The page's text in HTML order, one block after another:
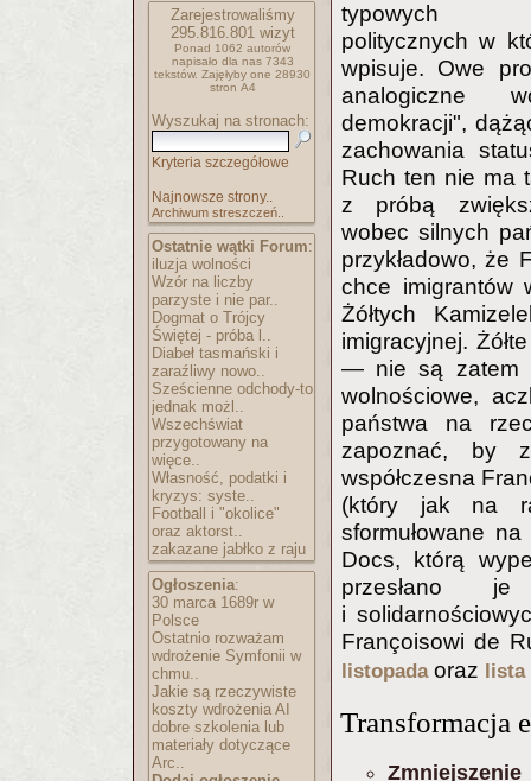
Zarejestrowaliśmy
295.816.801wizyt
Ponad 1062 autorów
napisało dla nas 7343
tekstów. Zajęłyby one 28930
stron A4
Wyszukaj na stronach:
Kryteria szczegółowe
Najnowsze strony..
Archiwum streszczeń..
Ostatnie wątki Forum:
iluzja wolności
Wzór na liczby
parzyste i nie par..
Dogmat o Trójcy
Świętej - próba l..
Diabeł tasmański i
zaraźliwy nowo..
Sześcienne odchody-to
jednak możl..
Wszechświat
przygotowany na
więce..
Własność, podatki i
kryzys: syste..
Football i "okolice"
oraz aktorst..
zakazane jabłko z raju
Ogłoszenia:
30 marca 1689r w
Polsce
Ostatnio rozważam
wdrożenie Symfonii w
chmu..
Jakie są rzeczywiste
koszty wdrożenia AI
dobre szkolenia lub
materiały dotyczące
Arc..
typowych
politycznych w
wpisuje. Owe
analogiczne
demokracji",
zachowania
Ruch ten nie ma
z próbą
wobec silnych
przykładowo, że
chce imigrantów
Żółtych
imigracyjnej.
— nie są zatem
wolnościowe,
państwa na
zapoznać, by
współczesna
(który jak na
sformułowane
Docs, którą
przesłano je
i
Françoisowi de
listopadaoraz lista
Transformacja